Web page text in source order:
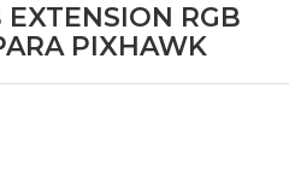
RGB
PIXHAWK